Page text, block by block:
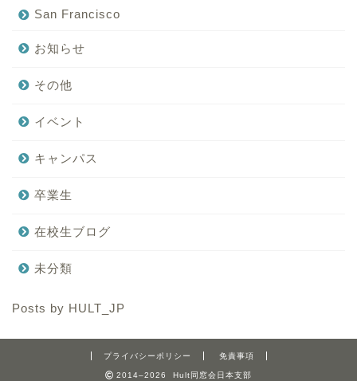
San Francisco
お知らせ
その他
イベント
キャンパス
卒業生
在校生ブログ
未分類
Posts by HULT_JP
プライバシーポリシー 免責事項
2014–2026 Hult同窓会日本支部